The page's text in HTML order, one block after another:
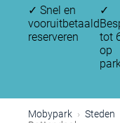
✓ Snel en
vooruitbetaald
reserveren
✓
tot
op
Mobypark Steden